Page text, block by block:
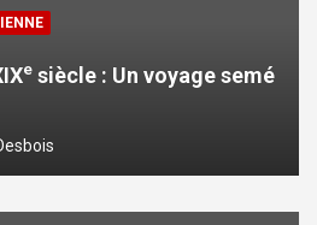
e siècle : Un voyage semé